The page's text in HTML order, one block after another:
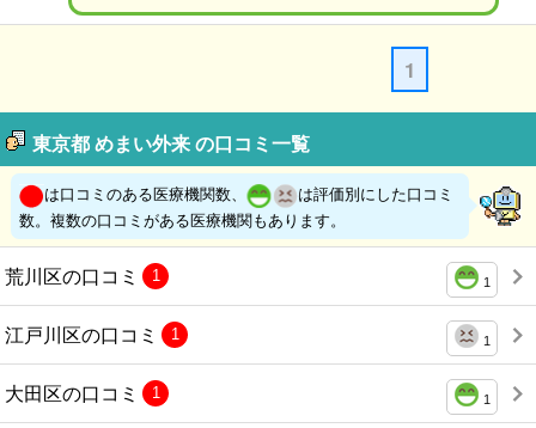
1
東京都 めまい外来 の口コミ一覧
は口コミのある医療機関数、
は評価別にした口コミ
数。複数の口コミがある医療機関もあります。
荒川区の口コミ 1
1
江戸川区の口コミ 1
1
大田区の口コミ 1
1